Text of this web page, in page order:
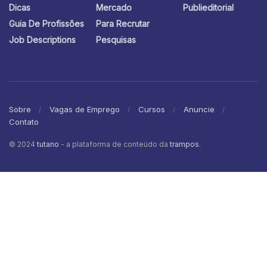
Dicas
Guia De Profissões
Job Descriptions
Mercado
Para Recrutar
Pesquisas
Publieditorial
Sobre Vagas de Emprego Cursos
Anuncie
Contato
© 2024 tutano - a plataforma de conteúdo da trampos.